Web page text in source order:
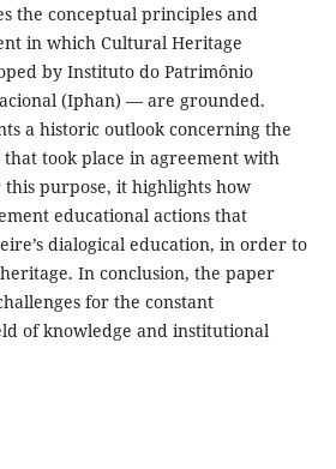
the conceptual principles and
in which Cultural Heritage
by Instituto do Patrimônio
(Iphan) — are grounded.
a historic outlook concerning the
took place in agreement with
this purpose, it highlights how
educational actions that
dialogical education, in order to
In conclusion, the paper
for the constant
of knowledge and institutional